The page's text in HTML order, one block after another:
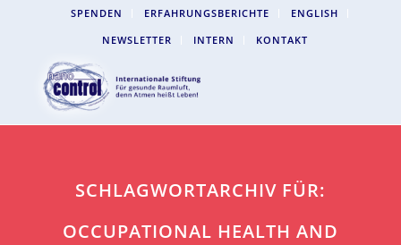
SPENDEN ERFAHRUNGSBERICHTE
ENGLISH
NEWSLETTER
INTERN KONTAKT
SCHLAGWORTARCHIV FÜR:
OCCUPATIONAL HEALTH AND